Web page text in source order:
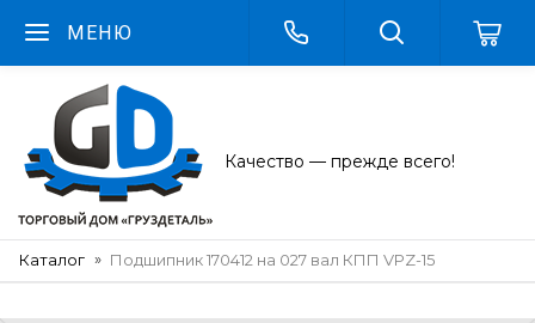
МЕНЮ
Качество — прежде всего!
Каталог Подшипник 170412 на 027 вал КПП VPZ-15